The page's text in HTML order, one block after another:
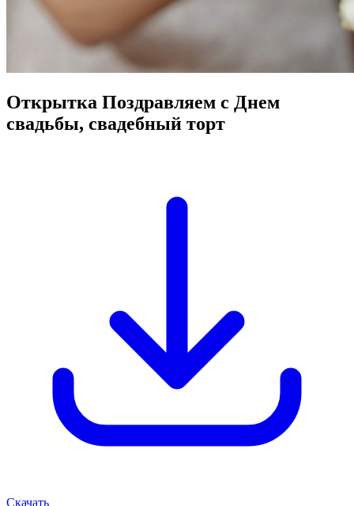
Открытка Поздравляем с Днем
свадьбы, свадебный торт
Скачать